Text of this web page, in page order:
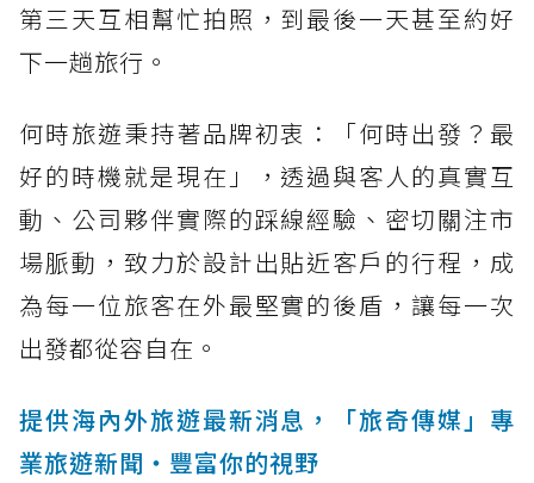
第三天互相幫忙拍照，到最後一天甚至約好
下一趟旅行。
何時旅遊秉持著品牌初衷：「何時出發？最
好的時機就是現在」，透過與客人的真實互
動、公司夥伴實際的踩線經驗、密切關注市
場脈動，致力於設計出貼近客戶的行程，成
為每一位旅客在外最堅實的後盾，讓每一次
出發都從容自在。
提供海內外旅遊最新消息，「旅奇傳媒」專
業旅遊新聞‧豐富你的視野